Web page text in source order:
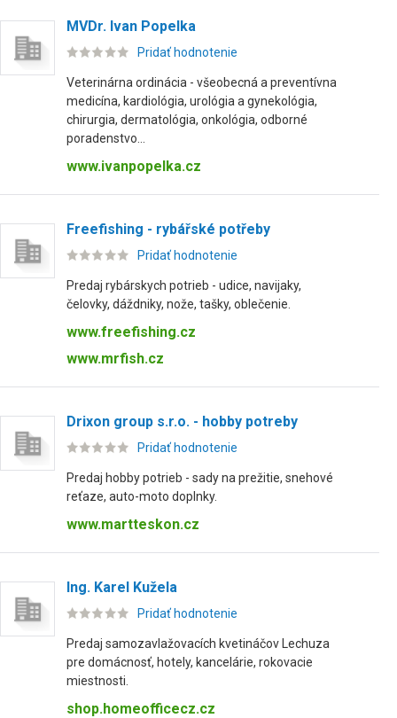
MVDr. Ivan Popelka
Pridať hodnotenie
Veterinárna ordinácia - všeobecná a preventívna
medicína, kardiológia, urológia a gynekológia,
chirurgia, dermatológia, onkológia, odborné
poradenstvo...
www.ivanpopelka.cz
Freefishing - rybářské potřeby
Pridať hodnotenie
Predaj rybárskych potrieb - udice, navijaky,
čelovky, dáždniky, nože, tašky, oblečenie.
www.freefishing.cz
www.mrfish.cz
Drixon group s.r.o. - hobby potreby
Pridať hodnotenie
Predaj hobby potrieb - sady na prežitie, snehové
reťaze, auto-moto doplnky.
www.martteskon.cz
Ing. Karel Kužela
Pridať hodnotenie
Predaj samozavlažovacích kvetináčov Lechuza
pre domácnosť, hotely, kancelárie, rokovacie
miestnosti.
shop.homeofficecz.cz